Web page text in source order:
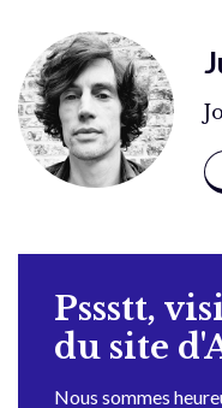
Pssstt,
du site
Nous sommes